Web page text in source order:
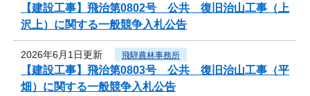
【建設工事】飛治第0802号 公共 復旧治山工事（上
沢上）に関する一般競争入札公告
2026年6月1日更新 飛騨農林事務所
【建設工事】飛治第0803号 公共 復旧治山工事（平
畑）に関する一般競争入札公告